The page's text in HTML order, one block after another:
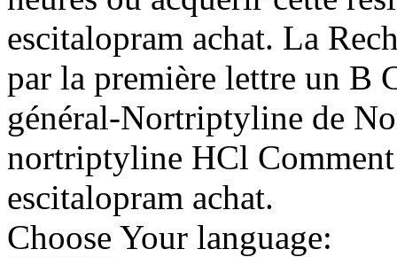
escitalopram achat. La
par la première lettre un B
général-Nortriptyline de
nortriptyline HCl
escitalopram achat.
Choose Your language: